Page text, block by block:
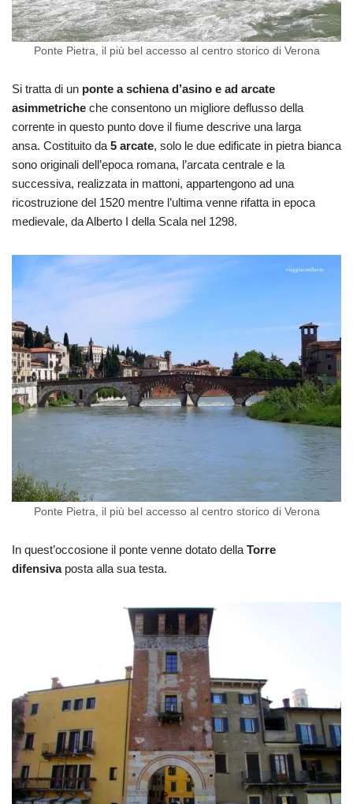
Ponte Pietra, il più bel accesso al centro storico di Verona
Si tratta di un ponte a schiena d’asino e ad arcate
asimmetriche che consentono un migliore deflusso della
corrente in questo punto dove il fiume descrive una larga
ansa. Costituito da 5 arcate, solo le due edificate in pietra bianca
sono originali dell’epoca romana, l’arcata centrale e la
successiva, realizzata in mattoni, appartengono ad una
ricostruzione del 1520 mentre l’ultima venne rifatta in epoca
medievale, da Alberto I della Scala nel 1298.
Ponte Pietra, il più bel accesso al centro storico di Verona
In quest’occosione il ponte venne dotato della Torre
difensivaposta alla sua testa.